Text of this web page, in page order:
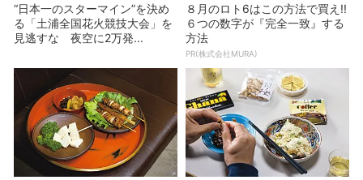
“日本一のスターマイン”を決め
る「土浦全国花火競技大会」を
見逃すな 夜空に2万発...
８月のロト6はこの方法で買え!!
６つの数字が『完全一致』する
方法
PR(株式会社MURA)